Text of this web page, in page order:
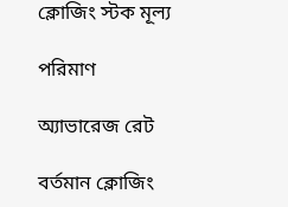
ক্লোজিং স্টক মূল্য
পরিমাণ
অ্যাভারেজ রেট
বর্তমান ক্লোজিং